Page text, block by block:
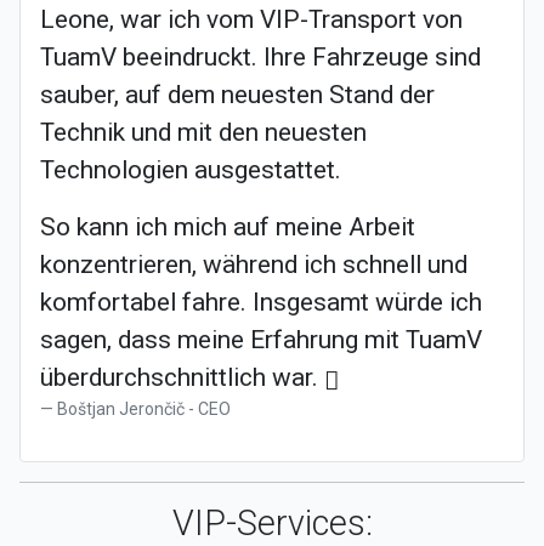
Leone, war ich vom VIP-Transport von
TuamV beeindruckt. Ihre Fahrzeuge sind
sauber, auf dem neuesten Stand der
Technik und mit den neuesten
Technologien ausgestattet.
So kann ich mich auf meine Arbeit
konzentrieren, während ich schnell und
komfortabel fahre. Insgesamt würde ich
sagen, dass meine Erfahrung mit TuamV
überdurchschnittlich war.
Boštjan Jerončič - CEO
VIP-Services: